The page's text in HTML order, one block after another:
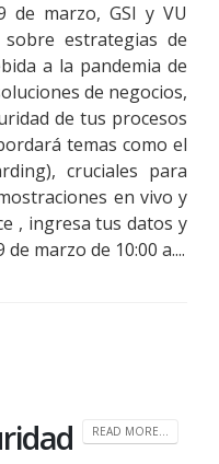
de marzo, GSI y VU
estrategias de
a la pandemia de
de negocios,
de tus procesos
temas como el
cruciales para
en vivo y
, ingresa tus datos y
marzo de 10:00 a....
READ MORE...